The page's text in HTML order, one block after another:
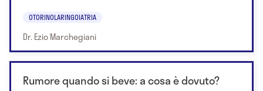
OTORINOLARINGOIATRIA
Dr. Ezio Marchegiani
Rumore quando si beve: a cosa è dovuto?